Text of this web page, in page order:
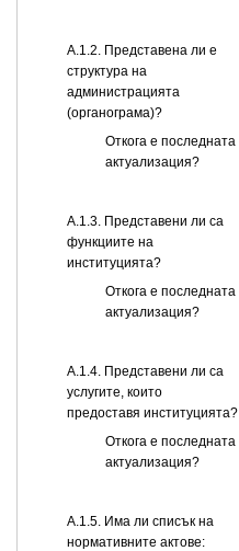
A.1.2. Представена ли е
структура на
администрацията
(органограма)?
Откога е последната
актуализация?
А.1.3. Представени ли са
функциите на
институцията?
Откога е последната
актуализация?
А.1.4. Представени ли са
услугите, които
предоставя институцията?
Откога е последната
актуализация?
А.1.5. Има ли списък на
нормативните актове: